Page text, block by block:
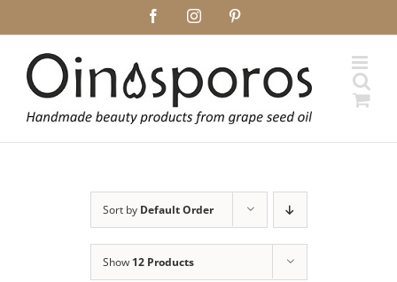
to
content
FacebookInstagram
Sort by Default Order
Show 12 Products